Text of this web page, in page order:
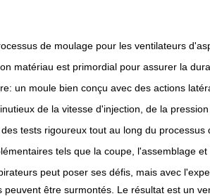
de moulage pour les ventilateurs
matériau est primordial pour assurer la
un moule bien conçu avec des actions
de la vitesse d'injection, de la
tests rigoureux tout au long du
tels que la coupe, l'assemblage
peut poser ses défis, mais avec
peuvent être surmontés. Le résultat est un